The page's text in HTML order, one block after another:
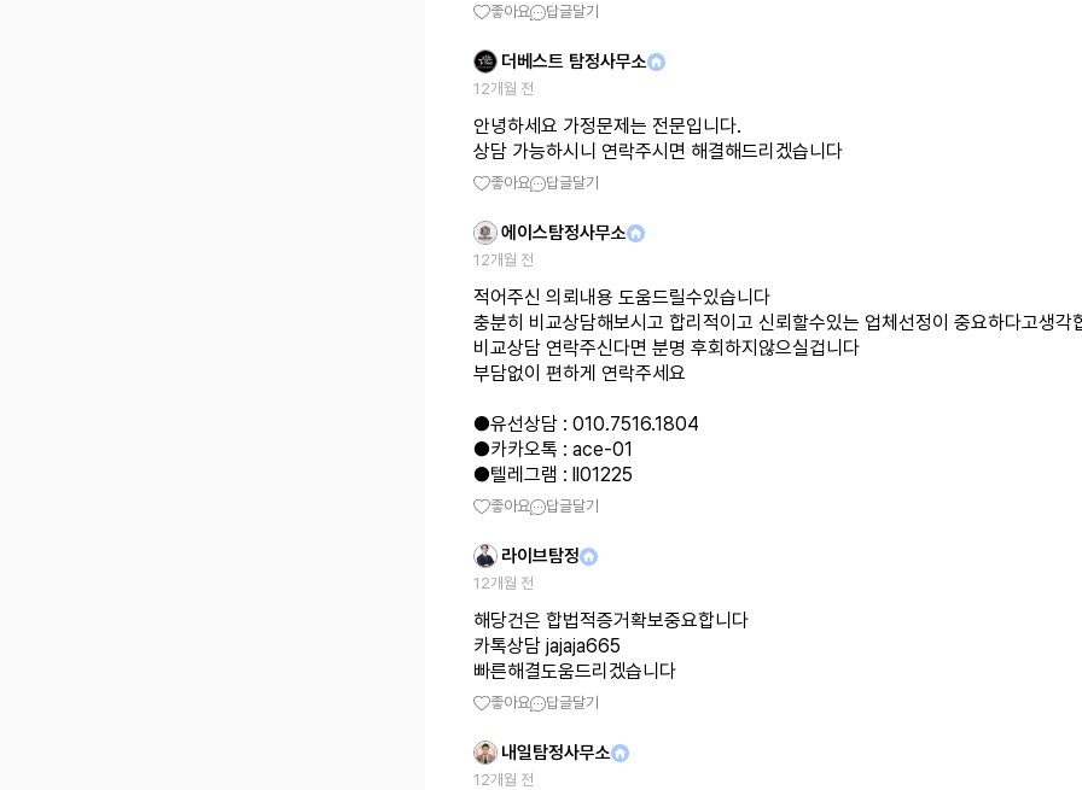
좋아요 답글달기
더베스트 탐정사무소
12개월 전
안녕하세요 가정문제는 전문입니다.
상담 가능하시니 연락주시면 해결해드리겠습니다
좋아요 답글달기
에이스탐정사무소
12개월 전
적어주신 의뢰내용 도움드릴수있습니다
충분히 비교상담해보시고 합리적이고 신뢰할수있는 업체선정이 중요하다고생각
비교상담 연락주신다면 분명 후회하지않으실겁니다
부담없이 편하게 연락주세요
●유선상담 : 010.7516.1804
●카카오톡 : ace-01
●텔레그램 : ll01225
좋아요 답글달기
라이브탐정
12개월 전
해당건은 합법적증거확보중요합니다
카톡상담 jajaja665
빠른해결도움드리겠습니다
좋아요 답글달기
내일탐정사무소
12개월 전